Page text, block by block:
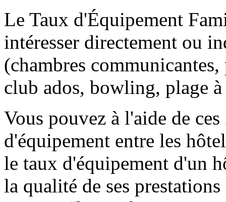
Le Taux d'Équipement
intéresser directement ou
(chambres
club ados, bowling, plage
Vous pouvez à l'aide de
d'équipement entre les
le taux d'équipement d'un
la qualité de ses